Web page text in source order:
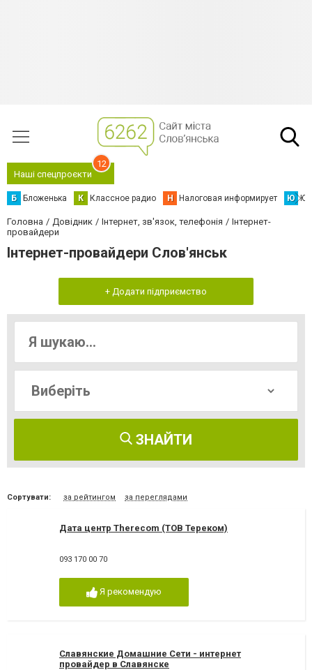
Наші спецпроєкти
12
Б Бложенька К Классное радио Н Налоговая информирует Ю
Головна Довідник Інтернет, зв'язок, телефонія
Інтернет-
провайдери
Інтернет-провайдери Слов'янськ
+ Додати підприємство
ЗНАЙТИ
Сортувати: за рейтингом за переглядами
Дата центр Therecom (ТОВ Тереком)
093 170 00 70
Я рекомендую
Славянские Домашние Сети - интернет
провайдер в Славянске